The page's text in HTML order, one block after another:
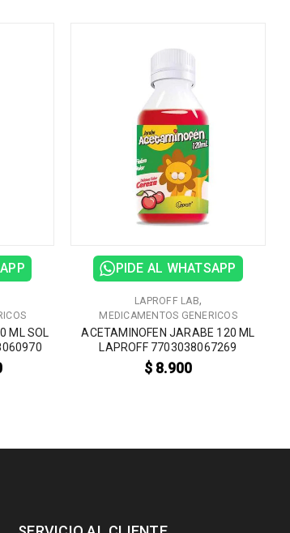
ML SOL
PIDE AL WHATSAPP
LAPROFF LAB,
MEDICAMENTOS GENERICOS
ACETAMINOFEN JARABE 120 ML
LAPROFF 7703038067269
$8.900